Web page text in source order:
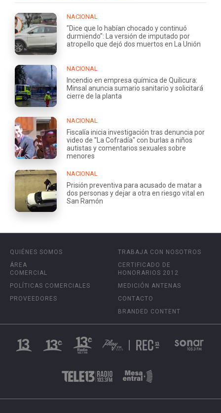
NACIONAL
"Dice que lo habían chocado y continuó
durmiendo": La versión de imputado por
atropello que dejó dos muertos en La Unión
NACIONAL
Incendio en empresa química de Quilicura:
Minsal anuncia sumario sanitario y solicitará
cierre de la planta
NACIONAL
Fiscalía inicia investigación tras denuncia por
video de "La Cofradía" con burlas a niños
autistas y comentarios sexuales sobre
menores
NACIONAL
Prisión preventiva para acusado de matar a
dos personas y dejar a otra en riesgo vital en
San Ramón
QUIÉNES SOMOS
ÁREA
COMERCIAL
POLÍTICAS COMERCIALES
PROVEEDORES
TRABAJA CON NOSOTROS
CERTIFICADO DE
HONORARIOS 2012
MEDICIÓN ANTENAS
CONTACTO
BRANDED CONTENT